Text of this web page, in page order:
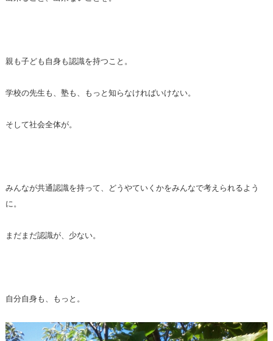
親も子ども自身も認識を持つこと。
学校の先生も、塾も、もっと知らなければいけない。
そして社会全体が。
みんなが共通認識を持って、どうやていくかをみんなで考えられるよう
に。
まだまだ認識が、少ない。
自分自身も、もっと。